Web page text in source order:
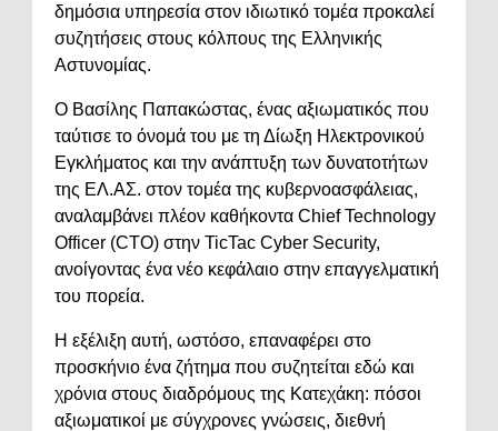
δημόσια υπηρεσία στον ιδιωτικό τομέα προκαλεί
συζητήσεις στους κόλπους της Ελληνικής
Αστυνομίας.
Ο Βασίλης Παπακώστας, ένας αξιωματικός που
ταύτισε το όνομά του με τη Δίωξη Ηλεκτρονικού
Εγκλήματος και την ανάπτυξη των δυνατοτήτων
της ΕΛ.ΑΣ. στον τομέα της κυβερνοασφάλειας,
αναλαμβάνει πλέον καθήκοντα Chief Technology
Officer (CTO) στην TicTac Cyber Security,
ανοίγοντας ένα νέο κεφάλαιο στην επαγγελματική
του πορεία.
Η εξέλιξη αυτή, ωστόσο, επαναφέρει στο
προσκήνιο ένα ζήτημα που συζητείται εδώ και
χρόνια στους διαδρόμους της Κατεχάκη: πόσοι
αξιωματικοί με σύγχρονες γνώσεις, διεθνή